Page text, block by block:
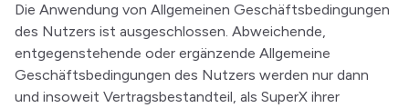
Die Anwendung von Allgemeinen Geschäftsbedingungen
des Nutzers ist ausgeschlossen. Abweichende,
entgegenstehende oder ergänzende Allgemeine
Geschäftsbedingungen des Nutzers werden nur dann
und insoweit Vertragsbestandteil, als SuperX ihrer